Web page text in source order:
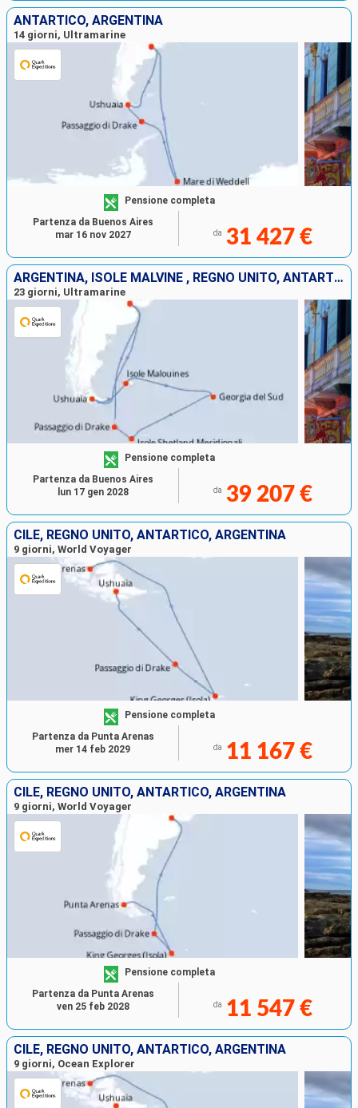
ANTARTICO, ARGENTINA
14 giorni, Ultramarine
Pensione completa
da 31 427 €
Partenza da Buenos Aires
mar 16 nov 2027
ARGENTINA, ISOLE MALVINE , REGNO UNITO, ANTARTICO
23 giorni, Ultramarine
Pensione completa
da 39 207 €
Partenza da Buenos Aires
lun 17 gen 2028
CILE, REGNO UNITO, ANTARTICO, ARGENTINA
9 giorni, World Voyager
Pensione completa
da 11 167 €
Partenza da Punta Arenas
mer 14 feb 2029
CILE, REGNO UNITO, ANTARTICO, ARGENTINA
9 giorni, World Voyager
Pensione completa
da 11 547 €
Partenza da Punta Arenas
ven 25 feb 2028
CILE, REGNO UNITO, ANTARTICO, ARGENTINA
9 giorni, Ocean Explorer